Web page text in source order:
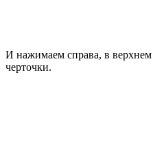
И нажимаем справа, в верхнем
черточки.